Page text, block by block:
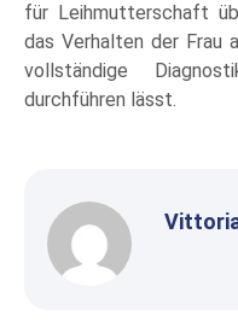
für Leihmutterschaft
das Verhalten der Frau
vollständige
durchführen lässt.